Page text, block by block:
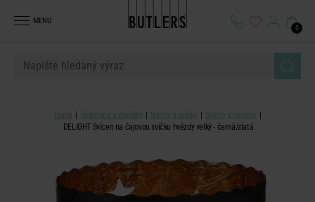
MENU
0
Domů Dekorace a doplňky Svícny a svíčky
Svícny a lucerny
DELIGHT Svícen na čajovou svíčku hvězdy velký - černá/zlatá